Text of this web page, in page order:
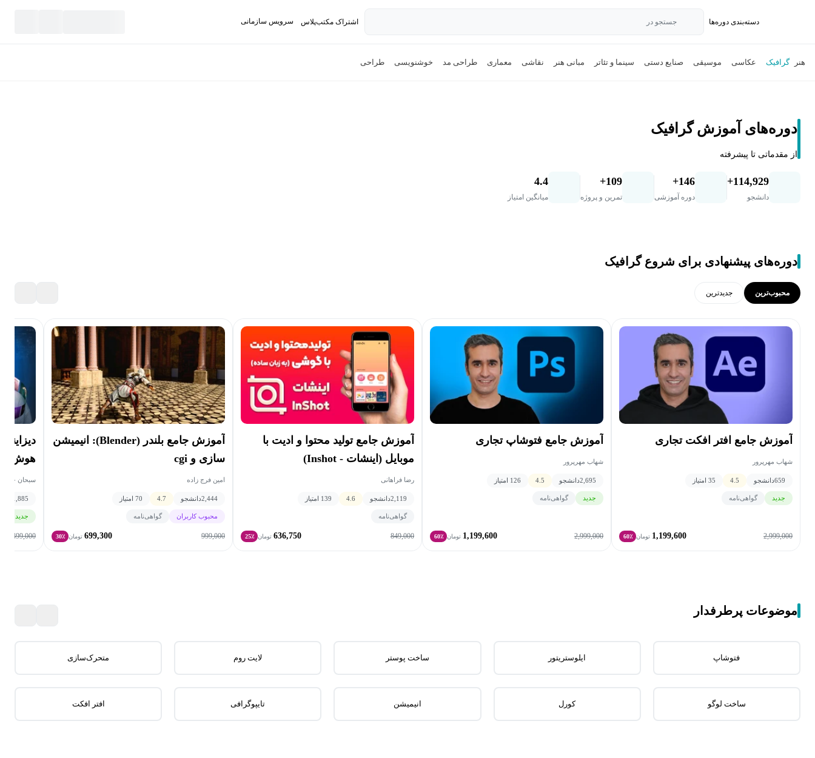
دسته‌بندی‌ دوره‌ها جستجو در اشتراک مکتب‌پلاس سرویس سازمانی
هنر گرافیک عکاسی موسیقی صنایع دستی سینما و تئاتر مبانی هنر نقاشی معماری طراحی مد خوشنویسی طراحی
دوره‌های آموزش گرافیک
از مقدماتی تا پیشرفته
114,929+
دانشجو
146+
دوره آموزشی
109+
تمرین و پروژه
4.4
میانگین امتیاز
دوره‌های پیشنهادی برای شروع گرافیک
محبوب‌ترین جدید‌ترین
آموزش جامع افتر افکت تجاری
شهاب مهرپرور
659دانشجو 4.5 35 امتیاز
جدید گواهی‌نامه
2,999,000
1,199,600 تومان 60٪
آموزش جامع فتوشاپ تجاری
شهاب مهرپرور
2,695دانشجو 4.5 126 امتیاز
جدید گواهی‌نامه
2,999,000
1,199,600 تومان 60٪
آموزش جامع تولید محتوا و ادیت با
موبایل (اینشات - Inshot)
رضا فراهانی
2,119دانشجو 4.6 139 امتیاز
گواهی‌نامه
849,000
636,750 تومان 25٪
آموزش جامع بلندر (Blender): انیمیشن
سازی و cgi
امین فرج زاده
2,444دانشجو 4.7 70 امتیاز
محبوب کاربران گواهی‌نامه
999,000
699,300 تومان 30٪
هوش مصنوعی
سبحان
1,885
جدید
3,499,000
موضوعات پرطرفدار
فتوشاپ ایلوستریتور ساخت پوستر لایت روم متحرک‌سازی
ساخت لوگو کورل انیمیشن تایپوگرافی افتر افکت